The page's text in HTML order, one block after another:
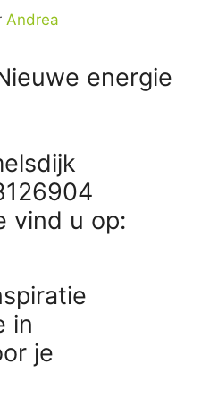
Andrea
energie
vind u op:
in
je